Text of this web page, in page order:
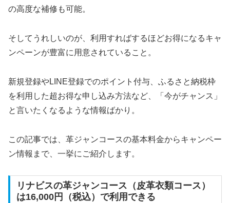
の高度な補修も可能。
そしてうれしいのが、利用すればするほどお得になるキャ
ンペーンが豊富に用意されていること。
新規登録やLINE登録でのポイント付与、ふるさと納税枠
を利用した超お得な申し込み方法など、「今がチャンス」
と言いたくなるような情報ばかり。
この記事では、革ジャンコースの基本料金からキャンペー
ン情報まで、一挙にご紹介します。
リナビスの革ジャンコース（皮革衣類コース）
は16,000円（税込）で利用できる